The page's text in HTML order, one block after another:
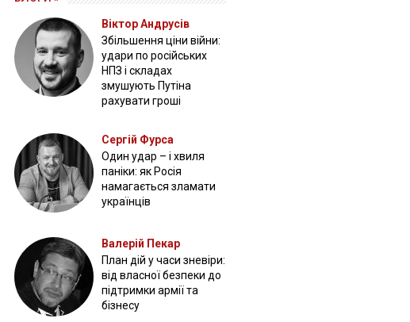
Віктор Андрусів
Збільшення ціни війни:
удари по російських
НПЗ і складах
змушують Путіна
рахувати гроші
Сергій Фурса
Один удар – і хвиля
паніки: як Росія
намагається зламати
українців
Валерій Пекар
План дій у часи зневіри:
від власної безпеки до
підтримки армії та
бізнесу